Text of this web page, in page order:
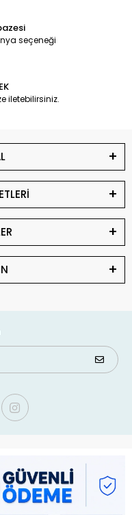
seçeneği
iletebilirsiniz.